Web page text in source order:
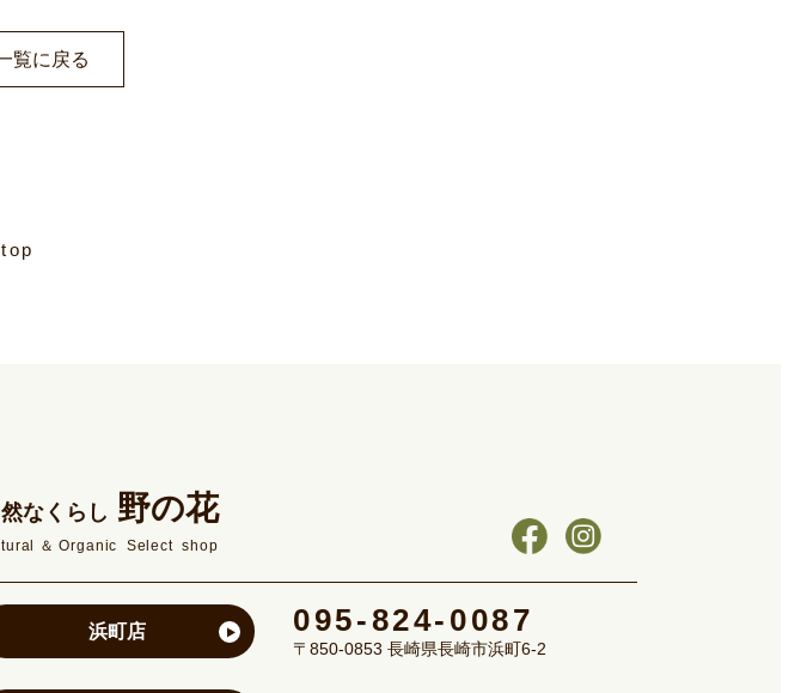
覧に戻る
top
なくらし 野の花
＆Organic Select shop
浜町店 095-824-0087
〒850-0853 長崎県長崎市浜町6-2